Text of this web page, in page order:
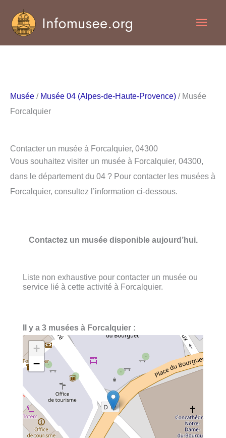
contenu
Musée / Musée 04 (Alpes-de-Haute-Provence) / Musée
Forcalquier
Contacter un musée à Forcalquier, 04300
Vous souhaitez visiter un musée à Forcalquier, 04300,
dans le département du 04 ? Pour contacter les musées à
Forcalquier, consultez l’information ci-dessous.
Contactez un musée disponible aujourd’hui.
Liste non exhaustive pour contacter un musée ou
service lié à cette activité à Forcalquier.
Il y a 3 musées à Forcalquier :
+
−